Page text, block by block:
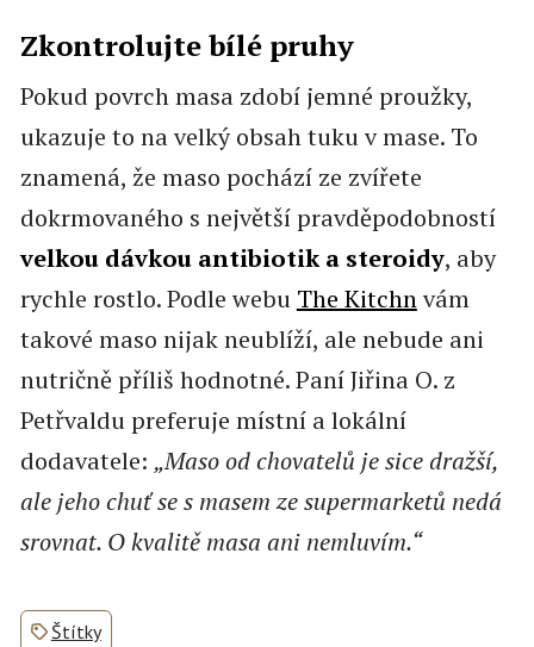
Zkontrolujte bílé pruhy
Pokud povrch masa zdobí jemné proužky,
ukazuje to na velký obsah tuku v mase. To
znamená, že maso pochází ze zvířete
dokrmovaného s největší pravděpodobností
velkou dávkou antibiotik a steroidy, aby
rychle rostlo. Podle webu The Kitchnvám
takové maso nijak neublíží, ale nebude ani
nutričně příliš hodnotné. Paní Jiřina O. z
Petřvaldu preferuje místní a lokální
dodavatele: „Maso od chovatelů je sice dražší,
ale jeho chuť se s masem ze supermarketů nedá
srovnat. O kvalitě masa ani nemluvím.“
Štítky